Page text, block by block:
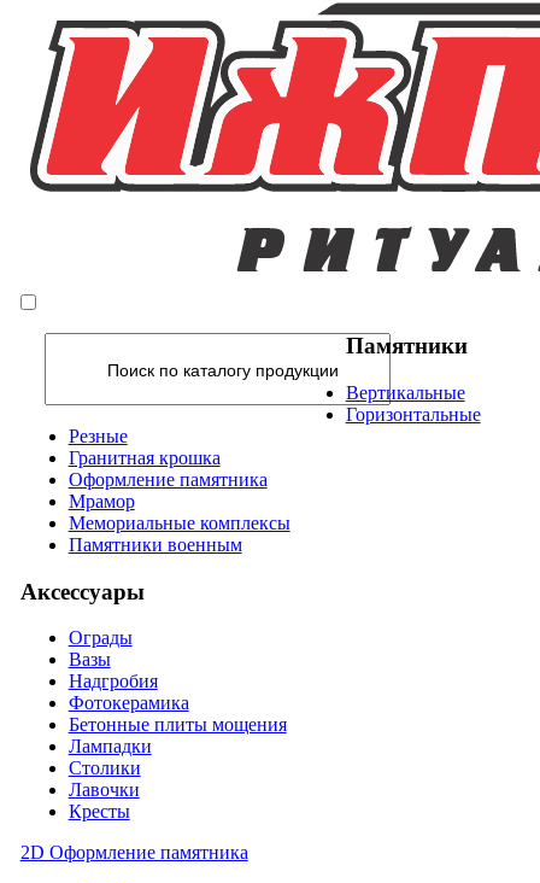
Памятники
Вертикальные
Горизонтальные
Резные
Гранитная крошка
Оформление памятника
Мрамор
Мемориальные комплексы
Памятники военным
Аксессуары
Ограды
Вазы
Надгробия
Фотокерамика
Бетонные плиты мощения
Лампадки
Столики
Лавочки
Кресты
2D Оформление памятника